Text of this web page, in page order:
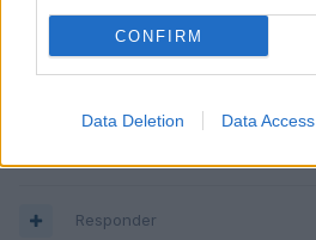
CONFIRM
Data Deletion Data Access
ruso1183
el kolor es plata akoya gracias
Responder